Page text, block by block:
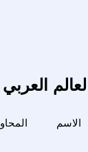
العربي
الاسم